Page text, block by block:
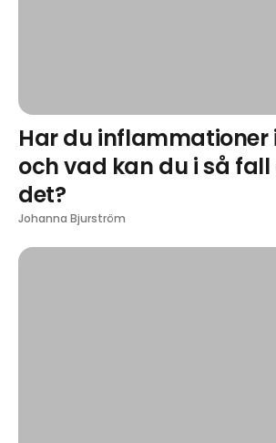
Har du inflammationer
och vad kan du i så
det?
Johanna Bjurström